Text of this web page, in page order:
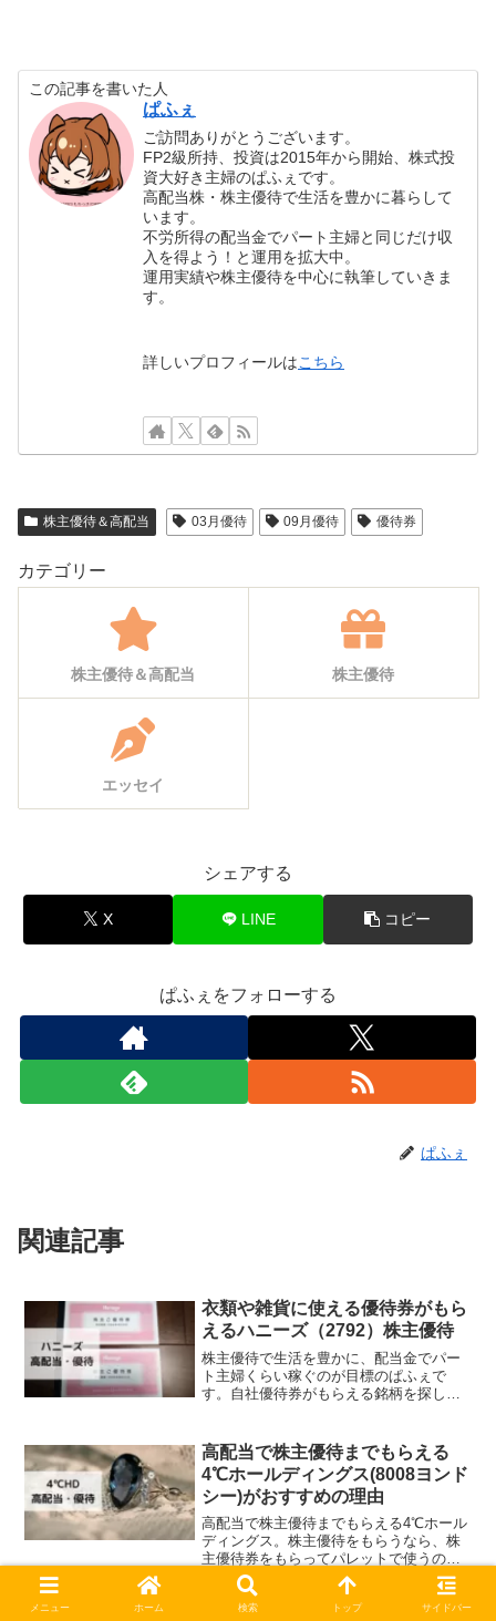
この記事を書いた人
ぱふぇ
ご訪問ありがとうございます。
FP2級所持、投資は2015年から開始、株式投
資大好き主婦のぱふぇです。
高配当株・株主優待で生活を豊かに暮らして
います。
不労所得の配当金でパート主婦と同じだけ収
入を得よう！と運用を拡大中。
運用実績や株主優待を中心に執筆していきま
す。
詳しいプロフィールはこちら
株主優待＆高配当 03月優待 09月優待 優待券
カテゴリー
株主優待＆高配当 株主優待
エッセイ
シェアする
X LINE コピー
ぱふぇをフォローする
ぱふぇ
関連記事
衣類や雑貨に使える優待券がもら
えるハニーズ（2792）株主優待
株主優待で生活を豊かに、配当金でパー
ト主婦くらい稼ぐのが目標のぱふぇで
す。自社優待券がもらえる銘柄を探して
ますよ。株主優待が届いた日、過去にも
らった株主優待をご紹介しま...
高配当で株主優待までもらえる
4℃ホールディングス(8008ヨンド
シー)がおすすめの理由
高配当で株主優待までもらえる4℃ホール
ディングス。株主優待をもらうなら、株
主優待券をもらってパレットで使うのが
おすすめ！実際に買い物した商品をご紹
介しています。株主優待はクオカードや
自社製品がありますが、優待の利率を最
カタログギフトがもらえるヒュー
メニュー ホーム 検索 トップ サイドバー